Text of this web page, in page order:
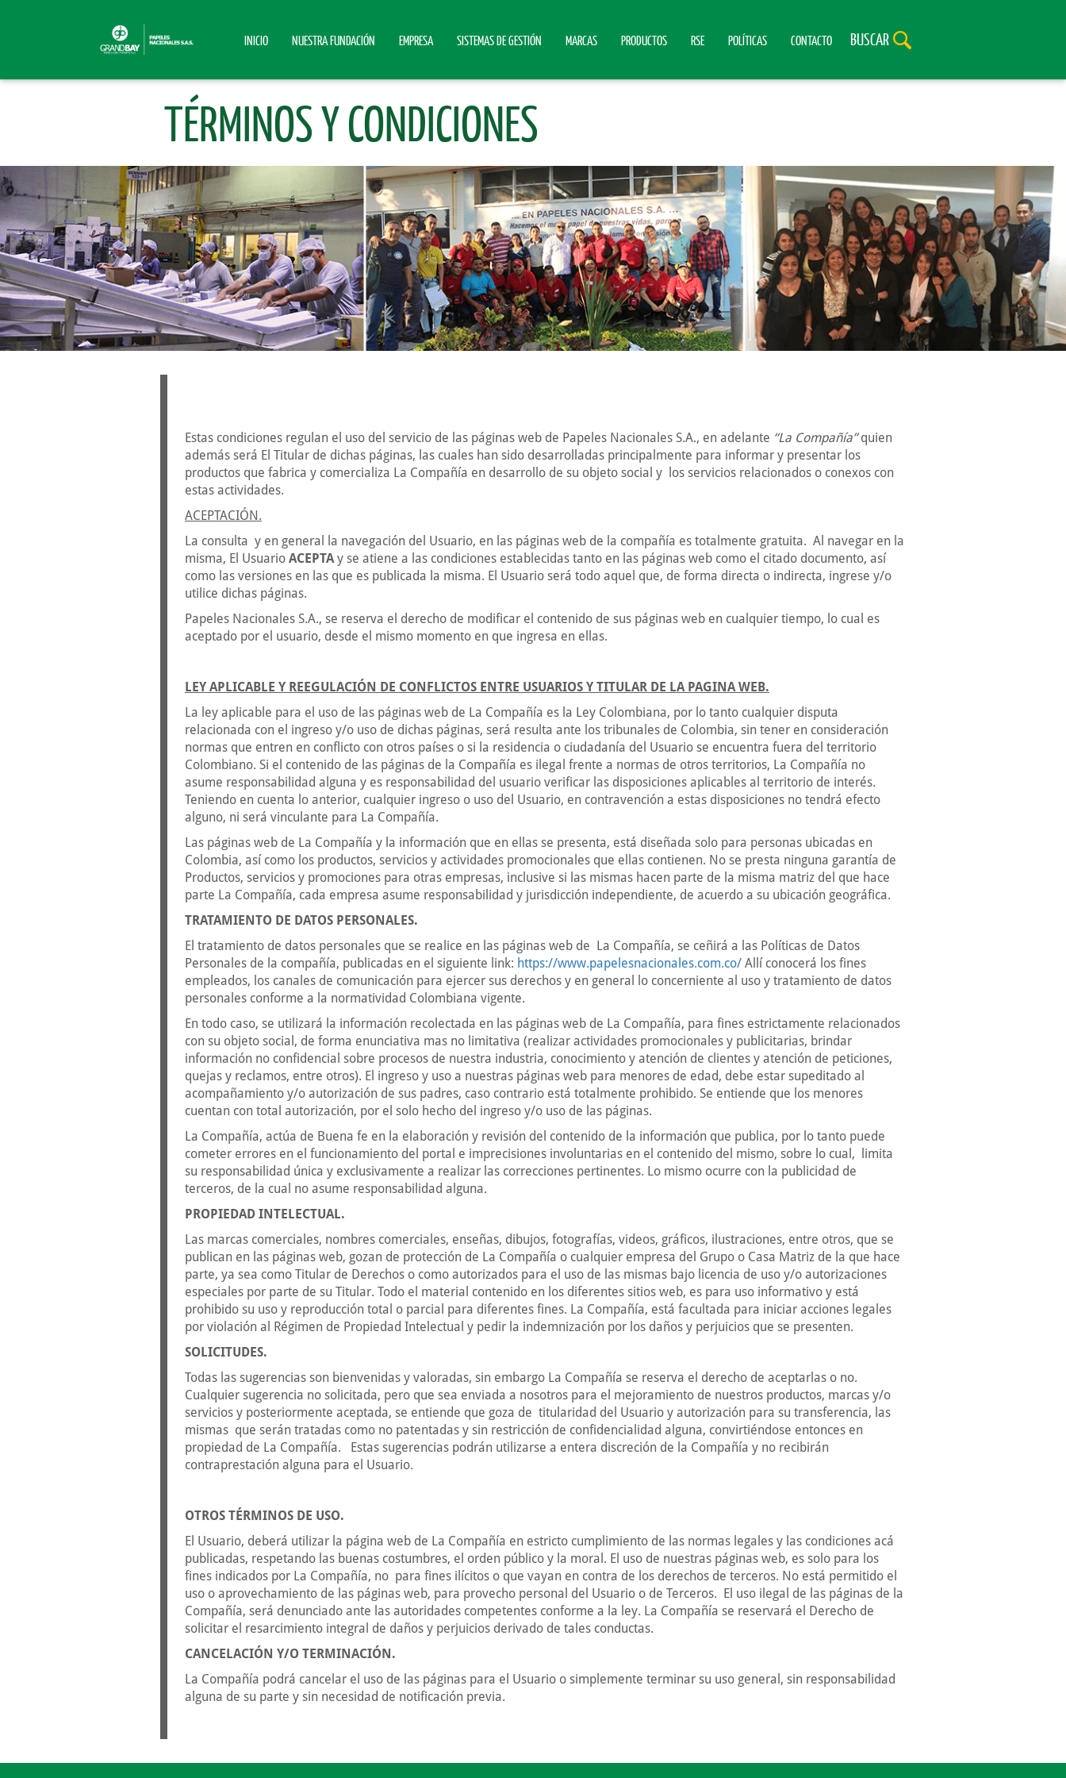
INICIO NUESTRA FUNDACIÓN EMPRESA SISTEMAS DE GESTIÓN MARCAS PRODUCTOS RSE POLÍTICAS CONTACTO BUSCAR
TÉRMINOS Y CONDICIONES
Estas condiciones regulan el uso del servicio de las páginas web de Papeles Nacionales S.A., en adelante “La Compañía”quien
además será El Titular de dichas páginas, las cuales han sido desarrolladas principalmente para informar y presentar los
productos que fabrica y comercializa La Compañía en desarrollo de su objeto social y los servicios relacionados o conexos con
estas actividades.
ACEPTACIÓN.
La consulta y en general la navegación del Usuario, en las páginas web de la compañía es totalmente gratuita. Al navegar en la
misma, El Usuario ACEPTAy se atiene a las condiciones establecidas tanto en las páginas web como el citado documento, así
como las versiones en las que es publicada la misma. El Usuario será todo aquel que, de forma directa o indirecta, ingrese y/o
utilice dichas páginas.
Papeles Nacionales S.A., se reserva el derecho de modificar el contenido de sus páginas web en cualquier tiempo, lo cual es
aceptado por el usuario, desde el mismo momento en que ingresa en ellas.
LEY APLICABLE Y REEGULACIÓN DE CONFLICTOS ENTRE USUARIOS Y TITULAR DE LA PAGINA WEB.
La ley aplicable para el uso de las páginas web de La Compañía es la Ley Colombiana, por lo tanto cualquier disputa
relacionada con el ingreso y/o uso de dichas páginas, será resulta ante los tribunales de Colombia, sin tener en consideración
normas que entren en conflicto con otros países o si la residencia o ciudadanía del Usuario se encuentra fuera del territorio
Colombiano. Si el contenido de las páginas de la Compañía es ilegal frente a normas de otros territorios, La Compañía no
asume responsabilidad alguna y es responsabilidad del usuario verificar las disposiciones aplicables al territorio de interés.
Teniendo en cuenta lo anterior, cualquier ingreso o uso del Usuario, en contravención a estas disposiciones no tendrá efecto
alguno, ni será vinculante para La Compañía.
Las páginas web de La Compañía y la información que en ellas se presenta, está diseñada solo para personas ubicadas en
Colombia, así como los productos, servicios y actividades promocionales que ellas contienen. No se presta ninguna garantía de
Productos, servicios y promociones para otras empresas, inclusive si las mismas hacen parte de la misma matriz del que hace
parte La Compañía, cada empresa asume responsabilidad y jurisdicción independiente, de acuerdo a su ubicación geográfica.
TRATAMIENTO DE DATOS PERSONALES.
El tratamiento de datos personales que se realice en las páginas web de La Compañía, se ceñirá a las Políticas de Datos
Personales de la compañía, publicadas en el siguiente link: https://www.papelesnacionales.com.co/ Allí conocerá los fines
empleados, los canales de comunicación para ejercer sus derechos y en general lo concerniente al uso y tratamiento de datos
personales conforme a la normatividad Colombiana vigente.
En todo caso, se utilizará la información recolectada en las páginas web de La Compañía, para fines estrictamente relacionados
con su objeto social, de forma enunciativa mas no limitativa (realizar actividades promocionales y publicitarias, brindar
información no confidencial sobre procesos de nuestra industria, conocimiento y atención de clientes y atención de peticiones,
quejas y reclamos, entre otros). El ingreso y uso a nuestras páginas web para menores de edad, debe estar supeditado al
acompañamiento y/o autorización de sus padres, caso contrario está totalmente prohibido. Se entiende que los menores
cuentan con total autorización, por el solo hecho del ingreso y/o uso de las páginas.
La Compañía, actúa de Buena fe en la elaboración y revisión del contenido de la información que publica, por lo tanto puede
cometer errores en el funcionamiento del portal e imprecisiones involuntarias en el contenido del mismo, sobre lo cual, limita
su responsabilidad única y exclusivamente a realizar las correcciones pertinentes. Lo mismo ocurre con la publicidad de
terceros, de la cual no asume responsabilidad alguna.
PROPIEDAD INTELECTUAL.
Las marcas comerciales, nombres comerciales, enseñas, dibujos, fotografías, videos, gráficos, ilustraciones, entre otros, que se
publican en las páginas web, gozan de protección de La Compañía o cualquier empresa del Grupo o Casa Matriz de la que hace
parte, ya sea como Titular de Derechos o como autorizados para el uso de las mismas bajo licencia de uso y/o autorizaciones
especiales por parte de su Titular. Todo el material contenido en los diferentes sitios web, es para uso informativo y está
prohibido su uso y reproducción total o parcial para diferentes fines. La Compañía, está facultada para iniciar acciones legales
por violación al Régimen de Propiedad Intelectual y pedir la indemnización por los daños y perjuicios que se presenten.
SOLICITUDES.
Todas las sugerencias son bienvenidas y valoradas, sin embargo La Compañía se reserva el derecho de aceptarlas o no.
Cualquier sugerencia no solicitada, pero que sea enviada a nosotros para el mejoramiento de nuestros productos, marcas y/o
servicios y posteriormente aceptada, se entiende que goza de titularidad del Usuario y autorización para su transferencia, las
mismas que serán tratadas como no patentadas y sin restricción de confidencialidad alguna, convirtiéndose entonces en
propiedad de La Compañía. Estas sugerencias podrán utilizarse a entera discreción de la Compañía y no recibirán
contraprestación alguna para el Usuario.
OTROS TÉRMINOS DE USO.
El Usuario, deberá utilizar la página web de La Compañía en estricto cumplimiento de las normas legales y las condiciones acá
publicadas, respetando las buenas costumbres, el orden público y la moral. El uso de nuestras páginas web, es solo para los
fines indicados por La Compañía, no para fines ilícitos o que vayan en contra de los derechos de terceros. No está permitido el
uso o aprovechamiento de las páginas web, para provecho personal del Usuario o de Terceros. El uso ilegal de las páginas de la
Compañía, será denunciado ante las autoridades competentes conforme a la ley. La Compañía se reservará el Derecho de
solicitar el resarcimiento integral de daños y perjuicios derivado de tales conductas.
CANCELACIÓN Y/O TERMINACIÓN.
La Compañía podrá cancelar el uso de las páginas para el Usuario o simplemente terminar su uso general, sin responsabilidad
alguna de su parte y sin necesidad de notificación previa.